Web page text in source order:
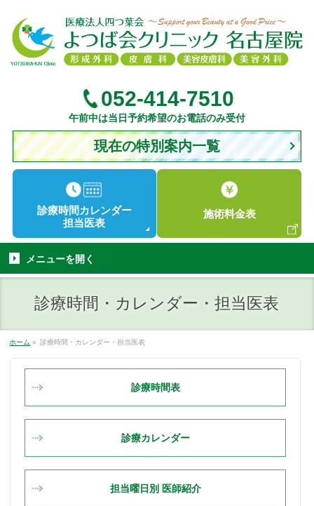
052-414-7510
午前中は当日予約希望のお電話のみ受付
現在の特別案内一覧
診療時間 カレンダー
担当医表
施術料金表
メニューを開く
診療時間・カレンダー・担当医表
ホーム » 診療時間・カレンダー・担当医表
診療時間表
診療カレンダー
担当曜日別 医師紹介